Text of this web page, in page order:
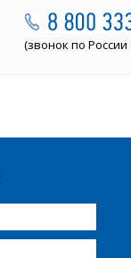
(звонок по